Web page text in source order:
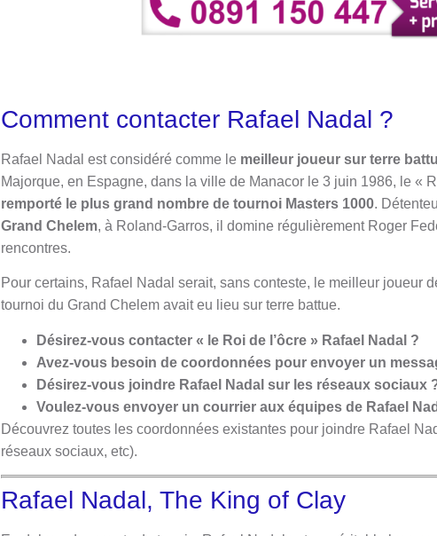
Comment contacter Rafael Nadal ?
​Rafael Nadal est considéré comme le meilleur joueur sur terre
Majorque, en Espagne, dans la ville de Manacor le 3 juin 1986, le «
remporté le plus grand nombre de tournoi Masters 1000.
Grand Chelem, à Roland-Garros, il domine régulièrement Roger
rencontres.
Pour certains, Rafael Nadal serait, sans conteste, le meilleur joueur
tournoi du Grand Chelem avait eu lieu sur terre battue.
Désirez-vous contacter « le Roi de l’ôcre » Rafael Nadal ?
Avez-vous besoin de coordonnées pour envoyer un
Désirez-vous joindre Rafael Nadal sur les réseaux sociaux
Voulez-vous envoyer un courrier aux équipes de Rafael
Découvrez toutes les coordonnées existantes pour joindre Rafael
réseaux sociaux, etc).
Rafael Nadal, The King of Clay